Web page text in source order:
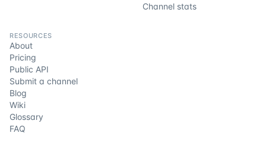
Channel stats
RESOURCES
About
Pricing
Public API
Submit a channel
Blog
Wiki
Glossary
FAQ